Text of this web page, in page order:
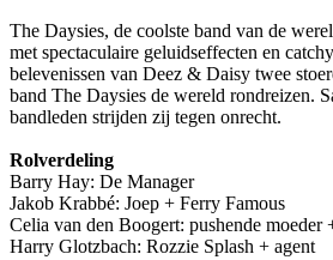
The Daysies, de coolste band van de
met spectaculaire geluidseffecten en
belevenissen van Deez & Daisy twee
band The Daysies de wereld rondreizen.
bandleden strijden zij tegen onrecht.
Rolverdeling
Barry Hay: De Manager
Jakob Krabbé: Joep + Ferry Famous
Celia van den Boogert: pushende moeder
Harry Glotzbach: Rozzie Splash + agent